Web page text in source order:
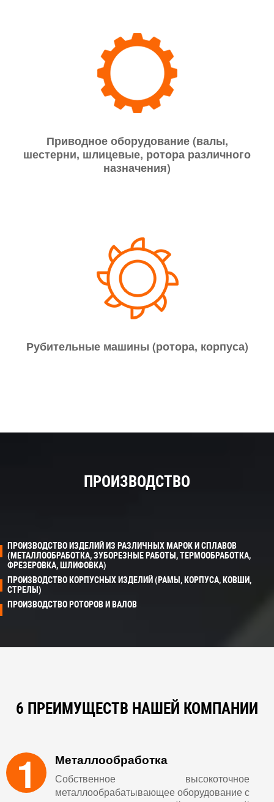
Приводное оборудование (валы,
шестерни, шлицевые, ротора различного
назначения)
Рубительные машины (ротора, корпуса)
ПРОИЗВОДСТВО
ПРОИЗВОДСТВО ИЗДЕЛИЙ ИЗ РАЗЛИЧНЫХ МАРОК И СПЛАВОВ
(МЕТАЛЛООБРАБОТКА, ЗУБОРЕЗНЫЕ РАБОТЫ, ТЕРМООБРАБОТКА,
ФРЕЗЕРОВКА, ШЛИФОВКА)
ПРОИЗВОДСТВО КОРПУСНЫХ ИЗДЕЛИЙ (РАМЫ, КОРПУСА, КОВШИ,
СТРЕЛЫ)
ПРОИЗВОДСТВО РОТОРОВ И ВАЛОВ
6 ПРЕИМУЩЕСТВ НАШЕЙ КОМПАНИИ
1 Металлообработка
Собственное высокоточное
металлообрабатывающее оборудование с